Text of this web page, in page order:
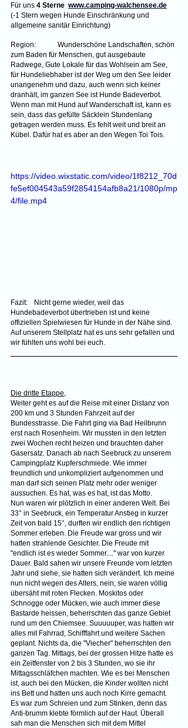
Für uns 4 Sterne www.camping-walchensee.de
(-1 Stern wegen Hunde Einschränkung und
allgemeine sanitär Einrichtung)
Region:	Wunderschöne Landschaften, schön
zum Baden für Menschen, gut ausgebaute
Radwege, Gute Lokale für das Wohlsein am See,
für Hundeliebhaber ist der Weg um den See leider
unangenehm und dazu, auch wenn sich keiner
dranhält, im ganzen See ist Hunde Badeverbot.
Wenn man mit Hund auf Wanderschaft ist, kann es
sein, dass das gefülte Säcklein Stundenlang
getragen werden muss. Es fehlt weit und breit an
Kübel. Dafür hat es aber an den Wegen Toi Tois.
https://video.wixstatic.com/video/1f8212_70d
fe5ef004543a59f2854154afb8a21/1080p/mp
4/file.mp4
Fazit:	Nicht gerne wieder, weil das
Hundebadeverbot übertrieben ist und keine
offiziellen Spielwiesen für Hunde in der Nähe sind.
Auf unserem Stellplatz hat es uns sehr gefallen und
wir fühlten uns wohl bei euch.
Die dritte Etappe
Weiter geht es auf die Reise mit einer Distanz von
200 km und 3 Stunden Fahrzeit auf der
Bundesstrasse. Die Fahrt ging via Bad Heilbrunn
erst nach Rosenheim. Wir mussten in den letzten
zwei Wochen recht heizen und brauchten daher
Gasersatz. Danach ab nach Seebruck zu unserem
Campingplatz Kupferschmiede. Wie immer
freundlich und unkompliziert aufgenommen und
man darf sich seinen Platz mehr oder weniger
aussuchen. Es hat, was es hat, ist das Motto.
Nun waren wir plötzlich in einer anderen Welt. Bei
33° in Seebruck, ein Temperatur Anstieg in kurzer
Zeit von bald 15°, durften wir endlich den richtigen
Sommer erleben. Die Freude war gross und wir
hatten strahlende Gesichter. Die Freude mit
"endlich ist es wieder Sommer...." war von kurzer
Dauer. Bald sahen wir unsere Freunde vom letzten
Jahr und siehe, sie hatten sich verändert. Ich meine
nun nicht wegen des Alters, nein, sie waren völlig
übersäht mit roten Flecken. Moskitos oder
Schnogge oder Mücken, wie auch immer diese
Bastarde heissen, beherrschten das ganze Gebiet
rund um den Chiemsee. Suuuuuper, was hatten wir
alles mit Fahrrad, Schifffahrt und weitere Sachen
geplant. Nichts da, die "Viecher" beherrschten den
ganzen Tag. Mittags, bei der grossen Hitze hatte es
ein Zeitfenster von 2 bis 3 Stunden, wo sie ihr
Mittagsschläfchen machten. Wie es bei Menschen
ist, auch bei den Mücken, die Kinder wollten nicht
ins Bett und hatten uns auch noch Kirre gemacht.
Es war zum Schreien und zum Stinken, denn das
Anti-brumm klebte förmlich auf der Haut. Überall
sah man die Menschen sich mit dem Mittel